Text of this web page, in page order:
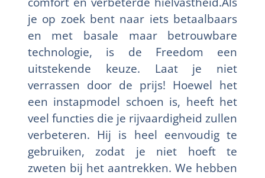
je op zoek bent naar iets betaalbaars
en met basale maar betrouwbare
technologie, is de Freedom een
uitstekende keuze. Laat je niet
verrassen door de prijs! Hoewel het
een instapmodel schoen is, heeft het
veel functies die je rijvaardigheid zullen
verbeteren. Hij is heel eenvoudig te
gebruiken, zodat je niet hoeft te
zweten bij het aantrekken. We hebben